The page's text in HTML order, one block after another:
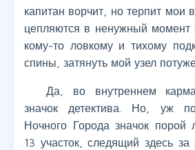
капитан ворчит, но терпит мои
цепляются в ненужный
кому-то ловкому и тихому
спины, затянуть мой узел
Да, во внутреннем
значок детектива. Но, уж
Ночного Города значок порой
13 участок, следящий здесь